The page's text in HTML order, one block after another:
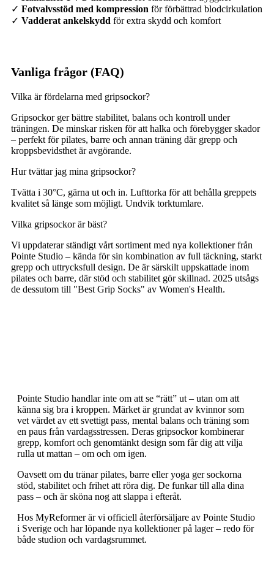
✓ Fotvalvsstöd med kompression för förbättrad blodcirkulation
✓ Vadderat ankelskydd för extra skydd och komfort
Vanliga frågor (FAQ)
Vilka är fördelarna med gripsockor?
Gripsockor ger bättre stabilitet, balans och kontroll under
träningen. De minskar risken för att halka och förebygger skador
– perfekt för pilates, barre och annan träning där grepp och
kroppsbevidsthet är avgörande.
Hur tvättar jag mina gripsockor?
Tvätta i 30°C, gärna ut och in. Lufttorka för att behålla greppets
kvalitet så länge som möjligt. Undvik torktumlare.
Vilka gripsockor är bäst?
Vi uppdaterar ständigt vårt sortiment med nya kollektioner från
Pointe Studio – kända för sin kombination av full täckning, starkt
grepp och uttrycksfull design. De är särskilt uppskattade inom
pilates och barre, där stöd och stabilitet gör skillnad. 2025 utsågs
de dessutom till "Best Grip Socks" av Women's Health.
Pointe Studio handlar inte om att se “rätt” ut – utan om att
känna sig bra i kroppen. Märket är grundat av kvinnor som
vet värdet av ett svettigt pass, mental balans och träning som
en paus från vardagsstressen. Deras gripsockor kombinerar
grepp, komfort och genomtänkt design som får dig att vilja
rulla ut mattan – om och om igen.
Oavsett om du tränar pilates, barre eller yoga ger sockorna
stöd, stabilitet och frihet att röra dig. De funkar till alla dina
pass – och är sköna nog att slappa i efteråt.
Hos MyReformer är vi officiell återförsäljare av Pointe Studio
i Sverige och har löpande nya kollektioner på lager – redo för
både studion och vardagsrummet.